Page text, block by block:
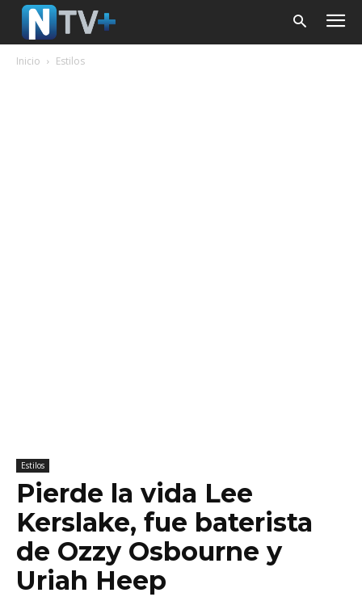
Inicio Estilos
Estilos
Pierde la vida Lee
Kerslake, fue baterista
de Ozzy Osbourne y
Uriah Heep